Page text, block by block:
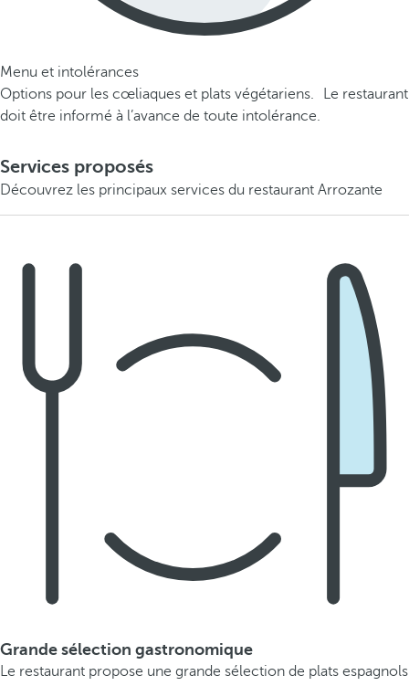
Menu et intolérances
Options pour les cœliaques et plats végétariens. Le restaurant
doit être informé à l’avance de toute intolérance.
Services proposés
Découvrez les principaux services du restaurant Arrozante
Grande sélection gastronomique
Le restaurant propose une grande sélection de plats espagnols